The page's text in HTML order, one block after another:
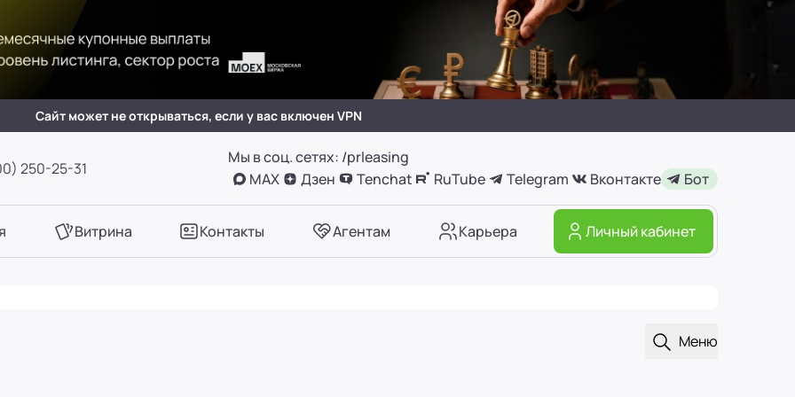
505)
153)
оф. 411
780)
661)
Сайт может не открываться, если у вас включен VPN
250-25-31
Мы в соц. сетях: /prleasing
MAX
Дзен Tenchat RuTube Telegram Вконтакте Бот
Витрина Контакты Агентам Карьера Личный кабинет
Меню
Открыть поиск